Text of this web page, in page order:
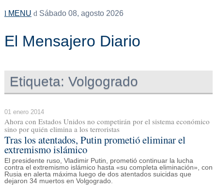
MENU Sábado 08, agosto 2026
El Mensajero Diario
Etiqueta: Volgogrado
01 enero 2014
Ahora con Estados Unidos no competirán por el sistema económico
sino por quién elimina a los terroristas
Tras los atentados, Putin prometió eliminar el
extremismo islámico
El presidente ruso, Vladimir Putin, prometió continuar la lucha
contra el extremismo islámico hasta «su completa eliminación», con
Rusia en alerta máxima luego de dos atentados suicidas que
dejaron 34 muertos en Volgogrado.